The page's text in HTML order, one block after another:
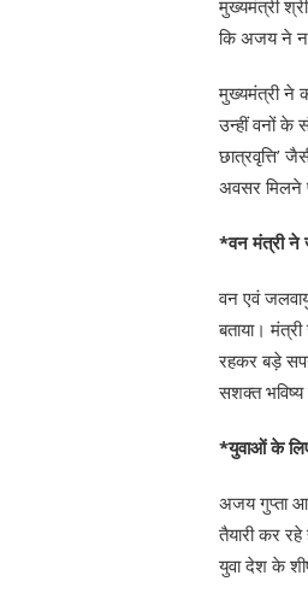
मुख्यमंत्री
कि अजय ने न
मुख्यमंत्री ने
उन्हीं वनों के
छात्रवृत्ति’
अवसर मिलने
*वन मंत्री ने
वन एवं
बताया।
रहकर बड़े
सशक्त भविष्य
*युवाओं के
अजय गुप्ता
तैयारी कर
युवा देश के